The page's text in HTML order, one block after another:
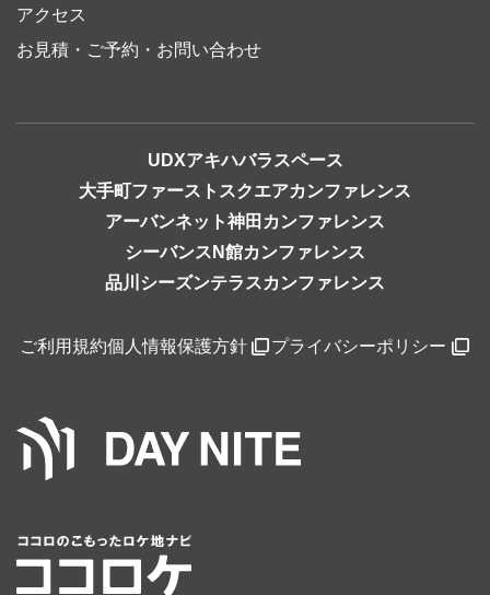
アクセス
お見積・ご予約・お問い合わせ
UDXアキハバラスペース
大手町ファーストスクエアカンファレンス
アーバンネット神田カンファレンス
シーバンスN館カンファレンス
品川シーズンテラスカンファレンス
ご利用規約個人情報保護方針 プライバシーポリシー